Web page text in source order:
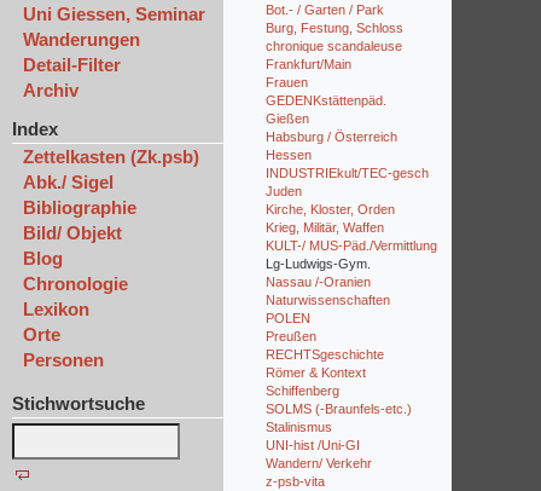
Uni Giessen, Seminar
Wanderungen
Detail-Filter
Archiv
Index
Zettelkasten (Zk.psb)
Abk./ Sigel
Bibliographie
Bild/ Objekt
Blog
Chronologie
Lexikon
Orte
Personen
Stichwortsuche
Bot.- / Garten / Park
Burg, Festung, Schloss
chronique scandaleuse
Frankfurt/Main
Frauen
GEDENKstättenpäd.
Gießen
Habsburg / Österreich
Hessen
INDUSTRIEkult/TEC-gesch
Juden
Kirche, Kloster, Orden
Krieg, Militär, Waffen
KULT-/ MUS-Päd./Vermittlung
Lg-Ludwigs-Gym.
Nassau /-Oranien
Naturwissenschaften
POLEN
Preußen
RECHTSgeschichte
Römer & Kontext
Schiffenberg
SOLMS (-Braunfels-etc.)
Stalinismus
UNI-hist /Uni-GI
Wandern/ Verkehr
z-psb-vita